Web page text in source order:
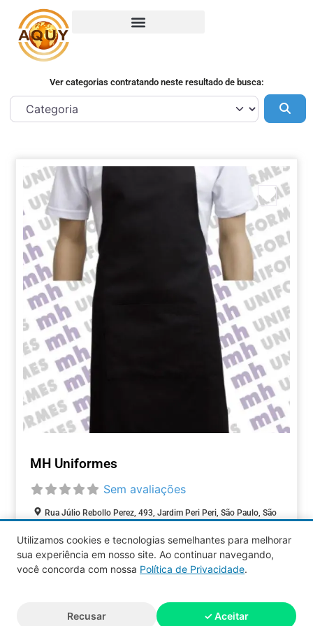
Ver categorias contratando neste resultado de busca:
MH Uniformes
Sem avaliações
Rua Júlio Rebollo Perez, 493, Jardim Peri Peri, São Paulo, São
COMÉRCIOS
reservados.
Utilizamos cookies e tecnologias semelhantes para melhorar
sua experiência em nosso site. Ao continuar navegando,
você concorda com nossa Política de Privacidade.
Recusar ✓ Aceitar